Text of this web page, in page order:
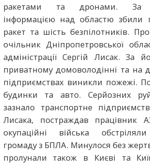
ракетами та дронами. За
інформацією над областю збили
ракет та шість безпілотників.
очільник Дніпропетровської
адміністрації Сергій Лисак. За
приватному домоволодінні та на
підприємствах виникли пожежі.
будинки та авто. Серйозних
зазнало транспортне
Лисака, постраждав працівник
окупаційні війська
громаду з БПЛА. Минулося без
пролунали також в Києві та